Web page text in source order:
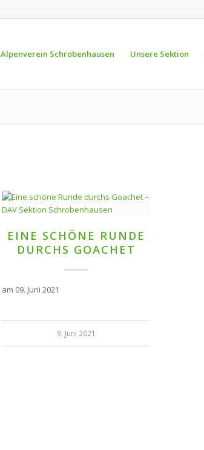
Alpenverein Schrobenhausen Unsere Sektion
EINE SCHÖNE RUNDE
DURCHS GOACHET
am 09. Juni 2021
9. Juni 2021